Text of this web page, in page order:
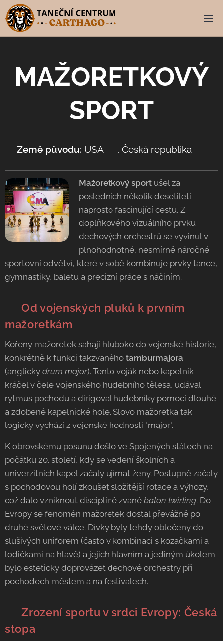
MAŽORETKOVÝ
SPORT
Země původu: USA 🇺🇸, Česká republika 🇨🇿
Mažoretkový sportušel za
posledních několik desetiletí
naprosto fascinující cestu. Z
doplňkového vizuálního prvku
dechových orchestrů se vyvinul v
plnohodnotné, nesmírně náročné
sportovní odvětví, které v sobě kombinuje prvky tance,
gymnastiky, baletu a precizní práce s náčiním.
🥁 Od vojenských pluků k prvním
mažoretkám
Kořeny mažoretek sahají hluboko do vojenské historie,
konkrétně k funkci takzvaného tamburmajora
(anglicky drum major). Tento voják nebo kapelník
kráčel v čele vojenského hudebního tělesa, udával
rytmus pochodu a dirigoval hudebníky pomocí dlouhé
a zdobené kapelnické hole. Slovo mažoretka tak
logicky vychází z vojenské hodnosti "major".
K obrovskému posunu došlo ve Spojených státech na
počátku 20. století, kdy se vedení školních a
univerzitních kapel začaly ujímat ženy. Postupně začaly
s pochodovou holí zkoušet složitější rotace a výhozy,
což dalo vzniknout disciplíně zvané baton twirling. Do
Evropy se fenomén mažoretek dostal převážně po
druhé světové válce. Dívky byly tehdy oblečeny do
slušivých uniforem (často v kombinaci s kozačkami a
lodičkami na hlavě) a jejich hlavním a jediným úkolem
bylo esteticky doprovázet dechové orchestry při
pochodech městem a na festivalech.
🇨🇿 Zrození sportu v srdci Evropy: Česká
stopa